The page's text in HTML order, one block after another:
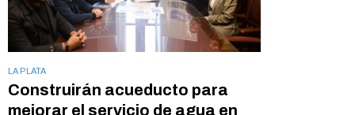
LA PLATA
Construirán acueducto para
mejorar el servicio de agua en